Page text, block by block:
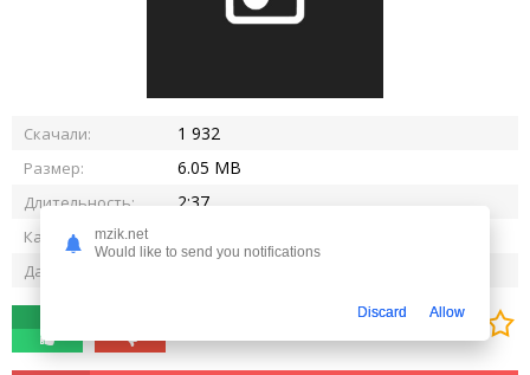
Скачали: 1 932
Размер: 6.05 MB
Длительность: 2:37
Качество:
Дата релиза:
mzik.net
Would like to send you notifications
Discard Allow